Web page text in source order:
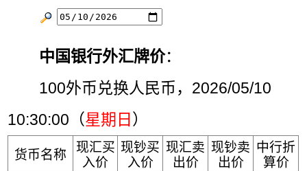
中国银行外汇牌价：
100外币兑换人民币，2026/05/10
10:30:00（星期日 ）
货币名称
现汇买
入价
现钞买
入价
现汇卖
出价
现钞卖
出价
中行折
算价